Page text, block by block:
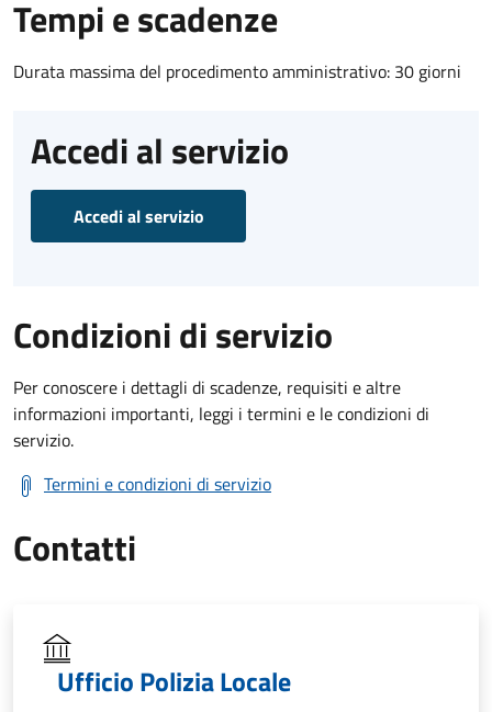
Tempi e scadenze
Durata massima del procedimento amministrativo: 30 giorni
Accedi al servizio
Accedi al servizio
Condizioni di servizio
Per conoscere i dettagli di scadenze, requisiti e altre
informazioni importanti, leggi i termini e le condizioni di
servizio.
Termini e condizioni di servizio
Contatti
Ufficio Polizia Locale